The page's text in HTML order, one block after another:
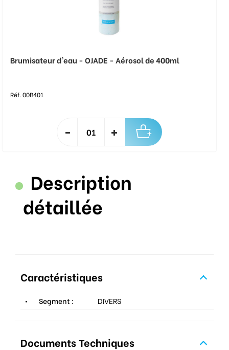
Brumisateur d'eau - OJADE - Aérosol de 400ml
Réf. 00B401
Description
détaillée
Caractéristiques
Segment : DIVERS
Documents Techniques